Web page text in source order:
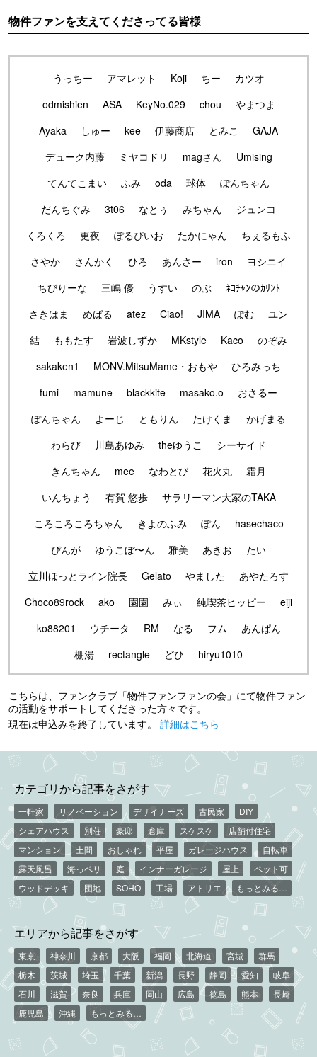
物件ファンを支えてくださってる皆様
うっちー アマレット Koji ちー
カツオ
odmishien
ASA KeyNo.029 chou
やまつま
Ayaka
しゅー kee 伊藤商店 とみこ
GAJA
デューク内藤
ミヤコドリ magさん
Umising
てんてこまい
ふみ oda 球体
ぽんちゃん
だんちぐみ
3t06 なとぅ みちゃん
ジュンコ
くろくろ
更夜 ぽるぴいお たかにゃん
ちぇるもふ
さやか
さんかく ひろ あんさー iron
ヨシニイ
ちびりーな
三嶋 優 うすい のぶ
ﾈｺﾁｬﾝのｶﾘﾝﾄ
さきはま
めばる atez Ciao! JIMA ぽむ
ユン
結
ももたす 岩波しずか MKstyle Kaco
のぞみ
sakaken1
MONV.MitsuMame・おもや
ひろみっち
fumi
mamune blackkite masako.o
おさるー
ぽんちゃん
よーじ ともりん たけくま
かげまる
わらび
川島あゆみ theゆうこ
シーサイド
きんちゃん
mee なわとび 花火丸
霜月
いんちょう
有賀 悠歩
サラリーマン大家のTAKA
ころころころちゃん
きよのふみ ぽん
hasechaco
ぴんが
ゆうこぼ〜ん 雅美 あきお
たい
立川ほっとライン院長
Gelato やました
あやたろす
Choco89rock
ako 園園 みぃ 純喫茶ヒッピー
eiji
ko88201
ウチータ RM なる フム
あんぱん
棚湯
rectangle どひ hiryu1010
こちらは、ファンクラブ「物件ファンファンの会」にて物件ファン
の活動をサポートしてくださった方々です。
現在は申込みを終了しています。 詳細はこちら
カテゴリから記事をさがす
一軒家 リノベーション デザイナーズ 古民家
DIY
シェアハウス
別荘 豪邸 倉庫 スケスケ
店舗付住宅
マンション
土間 おしゃれ 平屋 ガレージハウス
自転車
露天風呂
海っペリ 庭 インナーガレージ 屋上
ペット可
ウッドデッキ
団地 SOHO 工場 アトリエ もっとみる…
エリアから記事をさがす
東京 神奈川 京都 大阪 福岡 北海道 宮城
群馬
栃木
茨城 埼玉 千葉 新潟 長野 静岡 愛知
岐阜
石川
滋賀 奈良 兵庫 岡山 広島 徳島 熊本
長崎
鹿児島
沖縄 もっとみる…